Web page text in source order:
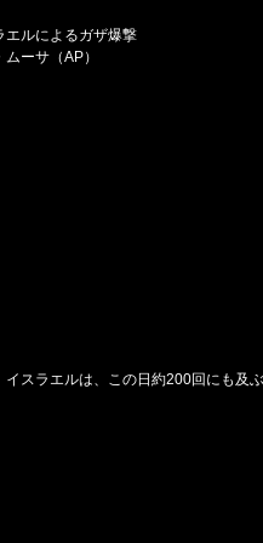
エルによるガザ爆撃
ーサ（AP）
イスラエルは、この日約200回にも及